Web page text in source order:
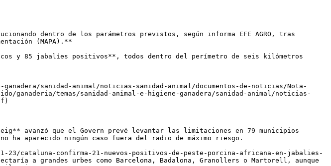
dentro de los parámetros previstos, según informa EFE AGRO, tras
(MAPA).**
y 85 jabalíes positivos**, todos dentro del perímetro de seis kilómetros
ganadera/sanidad-animal/noticias-sanidad-animal/documentos-de-noticias/Nota-
ganaderia/temas/sanidad-animal-e-higiene-ganadera/sanidad-animal/noticias-
avanzó que el Govern prevé levantar las limitaciones en 79 municipios
aparecido ningún caso fuera del radio de máximo riesgo.
cataluna-confirma-21-nuevos-positivos-de-peste-porcina-africana-en-jabalies-
a grandes urbes como Barcelona, Badalona, Granollers o Martorell, aunque